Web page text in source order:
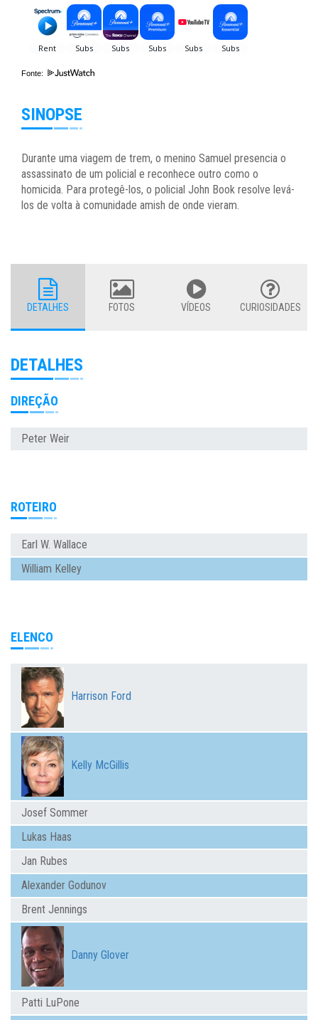
Fonte:
SINOPSE
Durante uma viagem de trem, o menino Samuel presencia o
assassinato de um policial e reconhece outro como o
homicida. Para protegê-los, o policial John Book resolve levá-
los de volta à comunidade amish de onde vieram.
DETALHES FOTOS VÍDEOS CURIOSIDADES
DETALHES
DIREÇÃO
Peter Weir
ROTEIRO
Earl W. Wallace
William Kelley
ELENCO
Harrison Ford
Kelly McGillis
Josef Sommer
Lukas Haas
Jan Rubes
Alexander Godunov
Brent Jennings
Danny Glover
Patti LuPone